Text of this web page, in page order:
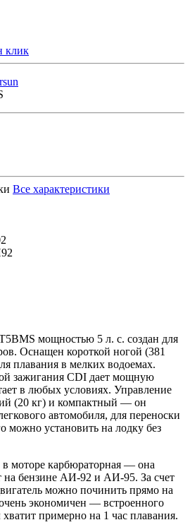
клик
Все характеристики
мощностью 5 л. с. создан для
Оснащен короткой ногой (381
плавания в мелких водоемах.
зажигания CDI дает мощную
в любых условиях. Управление
(20 кг) и компактный — он
автомобиля, для переноски
можно установить на лодку без
моторе карбюраторная — она
на бензине АИ-92 и АИ-95. За счет
можно починить прямо на
экономичен — встроенного
примерно на 1 час плавания.